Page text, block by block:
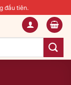
đầu tiên.